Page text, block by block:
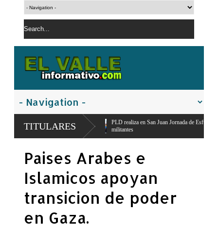
TITULARESPLD realiza en San Juan Jornada de Esfuerzo Concentrado,moviliza
militantes
Paises Arabes e
Islamicos apoyan
transicion de poder
en Gaza.